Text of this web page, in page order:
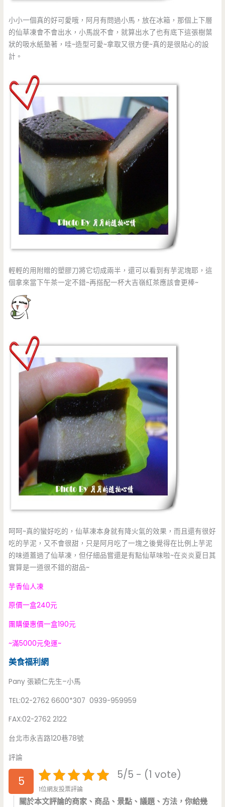
小小一個真的好可愛哦，阿月有問過小馬，放在冰箱，那個上下層
的仙草凍會不會出水，小馬說不會，就算出水了也有底下這張樹葉
狀的吸水紙塾著，哇~造型可愛~拿取又很方便~真的是很貼心的設
計。
輕輕的用附贈的塑膠刀將它切成兩半，還可以看到有芋泥塊耶，這
個拿來當下午茶一定不錯~再搭配一杯大吉嶺紅茶應該會更棒~
呵呵~真的蠻好吃的，仙草凍本身就有降火氣的效果，而且還有很好
吃的芋泥，又不會很甜，只是阿月吃了一塊之後覺得在比例上芋泥
的味道蓋過了仙草凍，但仔細品嘗還是有點仙草味啦~在炎炎夏日其
實算是一道很不錯的甜品~
芋香仙人凍
原價一盒240元
團購優惠價一盒190元
~滿5000元免運~
美食福利網
Pany 張穎仁先生–小馬
TEL:02-2762 6600*307 0939-959959
FAX:02-2762 2122
台北市永吉路120巷78號
評論
5 5/5 - (1 vote)
1位網友投票評論
關於本文評論的商家、商品、景點、議題、方法，你給幾